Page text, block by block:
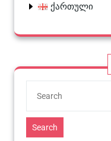
ქართული
Search